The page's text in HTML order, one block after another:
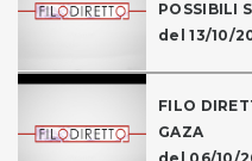
POSSIBILI
del 13/10/
FILO
GAZA